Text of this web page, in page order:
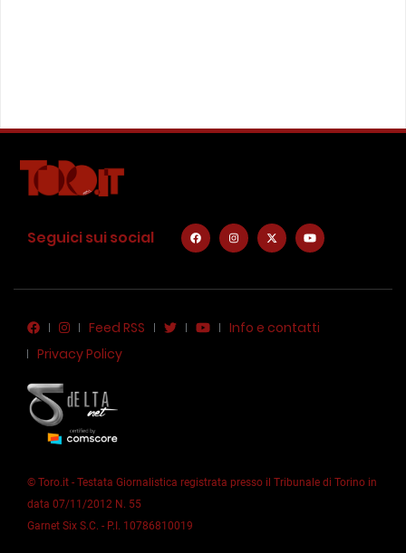
Seguici sui social
Feed RSS
Info e contatti
Privacy Policy
© Toro.it - Testata Giornalistica registrata presso il Tribunale di Torino in
data 07/11/2012 N. 55
Garnet Six S.C. - P.I. 10786810019